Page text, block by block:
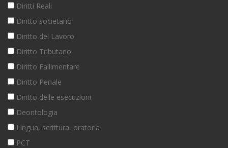
Diritti Reali
Diritto societario
Diritto del Lavoro
Diritto Tributario
Diritto Fallimentare
Diritto Penale
Diritto delle esecuzioni
Deontologia
Lingua, scrittura, oratoria
PCT